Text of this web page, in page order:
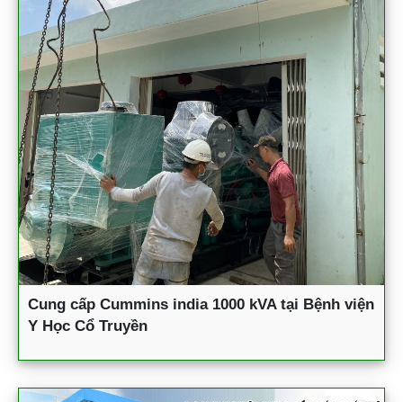
Cung cấp Cummins india 1000 kVA tại Bệnh viện
Y Học Cổ Truyền